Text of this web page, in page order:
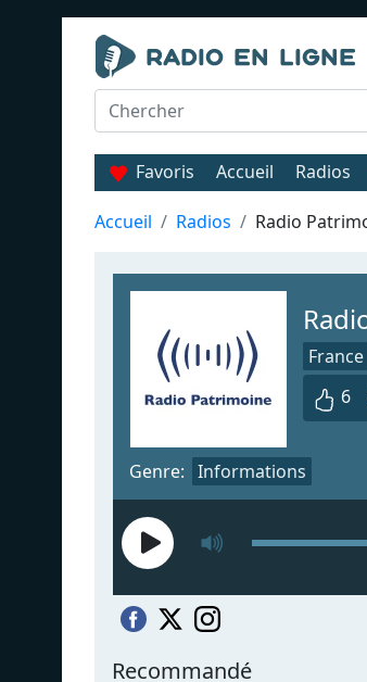
Favoris Accueil Radios
Accueil Radios Radio
France
6
Genre: Informations
Recommandé